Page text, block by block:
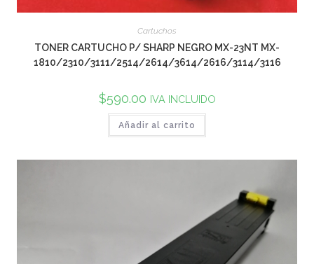
Cartuchos
TONER CARTUCHO P/ SHARP NEGRO MX-23NT MX-
1810/2310/3111/2514/2614/3614/2616/3114/3116
$590.00 IVA INCLUIDO
Añadir al carrito